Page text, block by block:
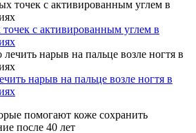
с активированным углем в
нарыв на пальце возле ногтя в